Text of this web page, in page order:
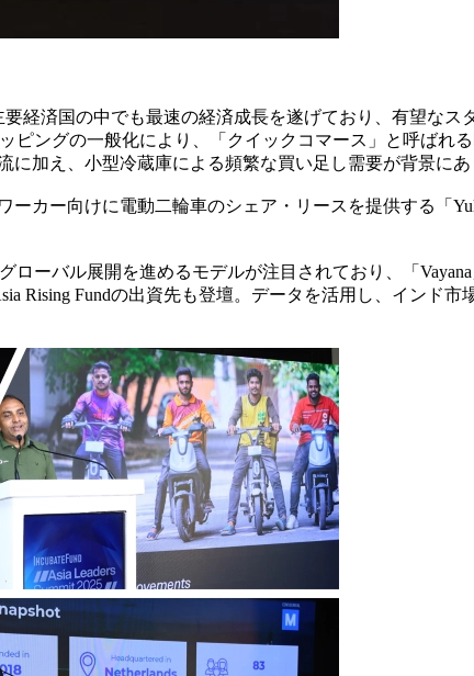
経済国の中でも最速の経済成長を遂げており、有望なス
ピングの一般化により、「 クイックコマース 」と呼ばれ
加え、小型冷蔵庫による頻繁な買い足し需要が背景にあ
ーカー向けに電動二輪車のシェア・リースを提供する「
ローバル展開を進めるモデルが注目されており、
「
Rising Fundの出資先も登壇。データを活用し、インド